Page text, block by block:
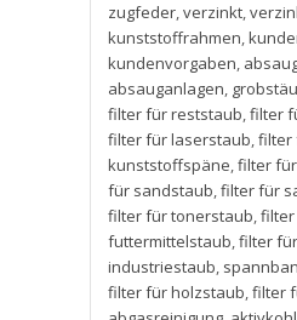
zugfeder,verzinkt,
kunststoffrahmen,
kundenvorgaben,
absauganlagen,
filter für reststaub,filter
filter für laserstaub,filter
kunststoffspäne,filter
für sandstaub,filter für
filter für tonerstaub,
futtermittelstaub,filter
industriestaub,
filter für holzstaub,filter